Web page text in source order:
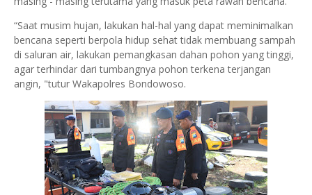
“Saat musim hujan, lakukan hal-hal yang dapat meminimalkan
bencana seperti berpola hidup sehat tidak membuang sampah
di saluran air, lakukan pemangkasan dahan pohon yang tinggi,
agar terhindar dari tumbangnya pohon terkena terjangan
angin, "tutur Wakapolres Bondowoso.